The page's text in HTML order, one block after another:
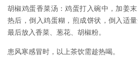
胡椒鸡蛋香菜汤：鸡蛋打入碗中，加姜
热后，倒入鸡蛋糊，煎成饼状，倒入适量
最后放入香菜、葱花、胡椒粉。
患风寒感冒时，以上茶饮需趁热喝。